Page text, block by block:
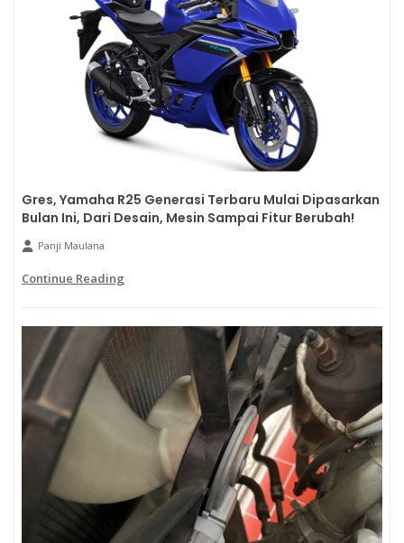
Gres, Yamaha R25 Generasi Terbaru Mulai Dipasarkan
Bulan Ini, Dari Desain, Mesin Sampai Fitur Berubah!
Panji Maulana
Continue Reading